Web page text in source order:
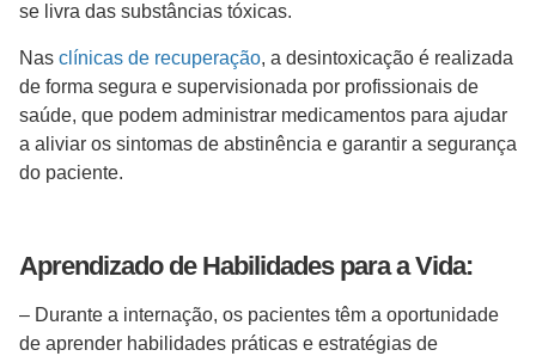
se livra das substâncias tóxicas.
Nas clínicas de recuperação, a desintoxicação é realizada
de forma segura e supervisionada por profissionais de
saúde, que podem administrar medicamentos para ajudar
a aliviar os sintomas de abstinência e garantir a segurança
do paciente.
Aprendizado de Habilidades para a Vida:
– Durante a internação, os pacientes têm a oportunidade
de aprender habilidades práticas e estratégias de